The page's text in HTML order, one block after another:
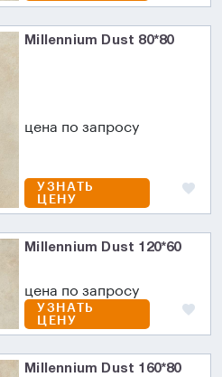
Millennium Dust 80*80
цена по запросу
УЗНАТЬ
ЦЕНУ
Millennium Dust 120*60
цена по запросу
УЗНАТЬ
ЦЕНУ
Millennium Dust 160*80